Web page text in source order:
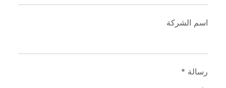
اسم الشركة
رسالة *